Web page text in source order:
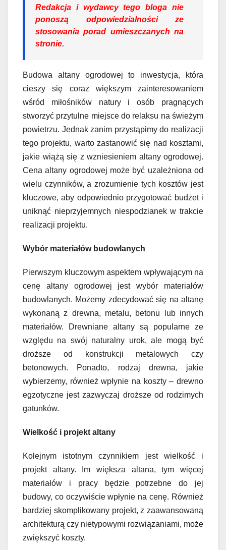
Redakcja i wydawcy tego bloga nie
ponoszą odpowiedzialności ze
stosowania porad umieszczanych na
stronie.
Budowa altany ogrodowej to inwestycja, która
cieszy się coraz większym zainteresowaniem
wśród miłośników natury i osób pragnących
stworzyć przytulne miejsce do relaksu na świeżym
powietrzu. Jednak zanim przystąpimy do realizacji
tego projektu, warto zastanowić się nad kosztami,
jakie wiążą się z wzniesieniem altany ogrodowej.
Cena altany ogrodowej może być uzależniona od
wielu czynników, a zrozumienie tych kosztów jest
kluczowe, aby odpowiednio przygotować budżet i
uniknąć nieprzyjemnych niespodzianek w trakcie
realizacji projektu.
Wybór materiałów budowlanych
Pierwszym kluczowym aspektem wpływającym na
cenę altany ogrodowej jest wybór materiałów
budowlanych. Możemy zdecydować się na altanę
wykonaną z drewna, metalu, betonu lub innych
materiałów. Drewniane altany są popularne ze
względu na swój naturalny urok, ale mogą być
droższe od konstrukcji metalowych czy
betonowych. Ponadto, rodzaj drewna, jakie
wybierzemy, również wpłynie na koszty – drewno
egzotyczne jest zazwyczaj droższe od rodzimych
gatunków.
Wielkość i projekt altany
Kolejnym istotnym czynnikiem jest wielkość i
projekt altany. Im większa altana, tym więcej
materiałów i pracy będzie potrzebne do jej
budowy, co oczywiście wpłynie na cenę. Również
bardziej skomplikowany projekt, z zaawansowaną
architekturą czy nietypowymi rozwiązaniami, może
zwiększyć koszty.